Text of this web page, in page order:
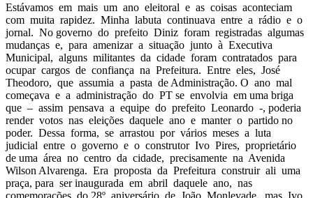
Estávamos em mais um ano eleitoral e as coisas aconteciam
com muita rapidez. Minha labuta continuava entre a rádio e o
jornal. No governo do prefeito Diniz foram registradas algumas
mudanças e, para amenizar a situação junto à Executiva
Municipal, alguns militantes da cidade foram contratados para
ocupar cargos de confiança na Prefeitura. Entre eles, José
Theodoro, que assumia a pasta de Administração. O ano mal
começava e a administração do PT se envolvia em uma briga
que – assim pensava a equipe do prefeito Leonardo -, poderia
render votos nas eleições daquele ano e manter o partido no
poder. Dessa forma, se arrastou por vários meses a luta
judicial entre o governo e o construtor Ivo Pires, proprietário
de uma área no centro da cidade, precisamente na Avenida
Wilson Alvarenga. Era proposta da Prefeitura construir ali uma
praça, para ser inaugurada em abril daquele ano, nas
comemorações do 28º aniversário de João Monlevade, mas Ivo